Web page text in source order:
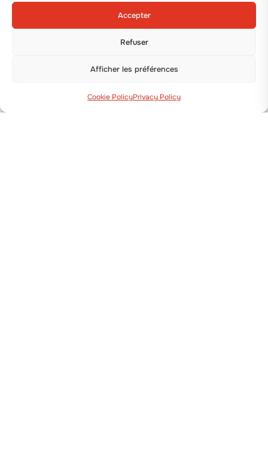
Accepter
Refuser
Afficher les préférences
Cookie PolicyPrivacy Policy